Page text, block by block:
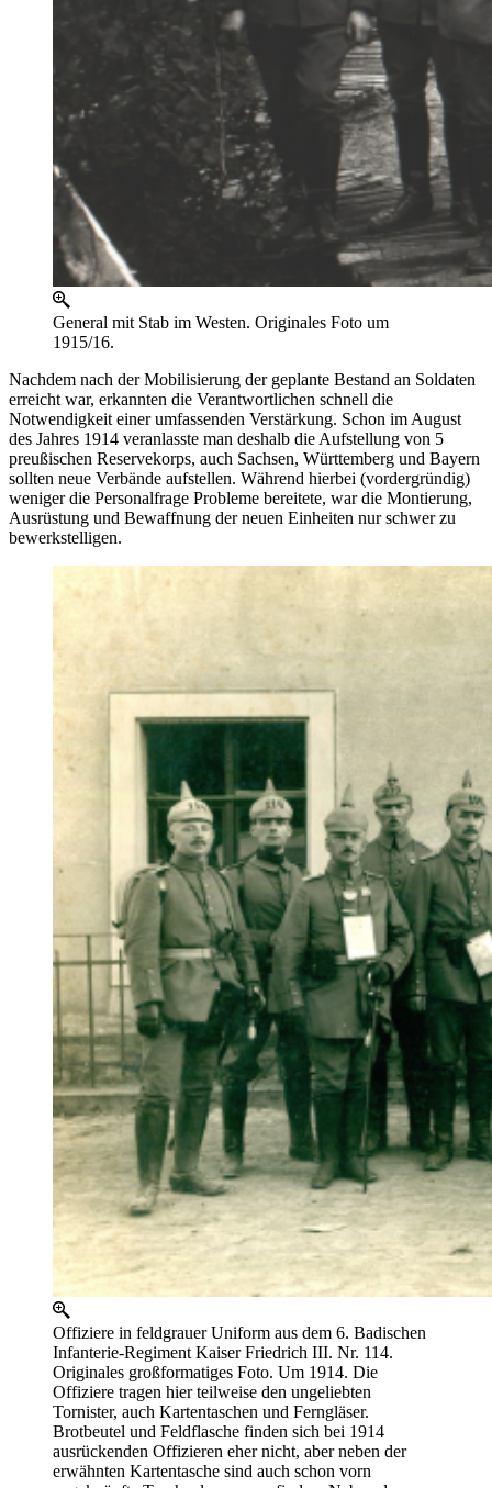
General mit Stab im Westen. Originales Foto um
1915/16.
Nachdem nach der Mobilisierung der geplante Bestand an Soldaten
erreicht war, erkannten die Verantwortlichen schnell die
Notwendigkeit einer umfassenden Verstärkung. Schon im August
des Jahres 1914 veranlasste man deshalb die Aufstellung von 5
preußischen Reservekorps, auch Sachsen, Württemberg und Bayern
sollten neue Verbände aufstellen. Während hierbei (vordergründig)
weniger die Personalfrage Probleme bereitete, war die Montierung,
Ausrüstung und Bewaffnung der neuen Einheiten nur schwer zu
bewerkstelligen.
Offiziere in feldgrauer Uniform aus dem 6. Badischen
Infanterie-Regiment Kaiser Friedrich III. Nr. 114.
Originales großformatiges Foto. Um 1914. Die
Offiziere tragen hier teilweise den ungeliebten
Tornister, auch Kartentaschen und Ferngläser.
Brotbeutel und Feldflasche finden sich bei 1914
ausrückenden Offizieren eher nicht, aber neben der
erwähnten Kartentasche sind auch schon vorn